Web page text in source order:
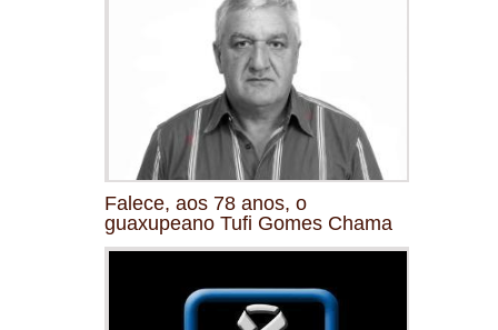
Falece, aos 78 anos, o
guaxupeano Tufi Gomes Chama